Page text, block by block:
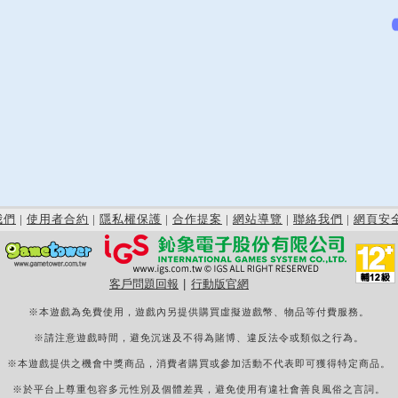
們 | 使用者合約 | 隱私權保護 | 合作提案 | 網站導覽 | 聯絡我們 | 網頁安
客戶問題回報 行動版官網
※本遊戲為免費使用，遊戲內另提供購買虛擬遊戲幣、物品等付費服務。
※請注意遊戲時間，避免沉迷及不得為賭博、違反法令或類似之行為。
※本遊戲提供之機會中獎商品，消費者購買或參加活動不代表即可獲得特定商品。
※於平台上尊重包容多元性別及個體差異，避免使用有違社會善良風俗之言詞。